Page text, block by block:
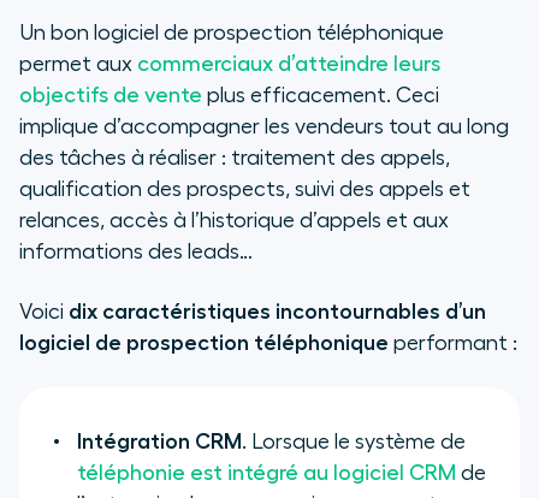
Un bon logiciel de prospection téléphonique
permet aux commerciaux d’atteindre leurs
objectifs de vente plus efficacement. Ceci
implique d’accompagner les vendeurs tout au long
des tâches à réaliser : traitement des appels,
qualification des prospects, suivi des appels et
relances, accès à l’historique d’appels et aux
informations des leads…
Voici dix caractéristiques incontournables d’un
logiciel de prospection téléphonique performant :
Intégration CRM . Lorsque le système de
téléphonie est intégré au logiciel CRM de